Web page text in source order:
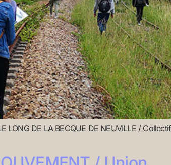
LONG DE LA BECQUE DE NEUVILLE /